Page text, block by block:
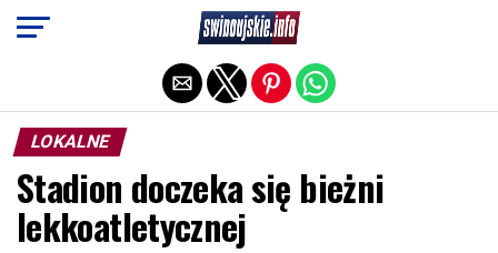
LOKALNE
Stadion doczeka się bieżni
lekkoatletycznej
Exit mobile version